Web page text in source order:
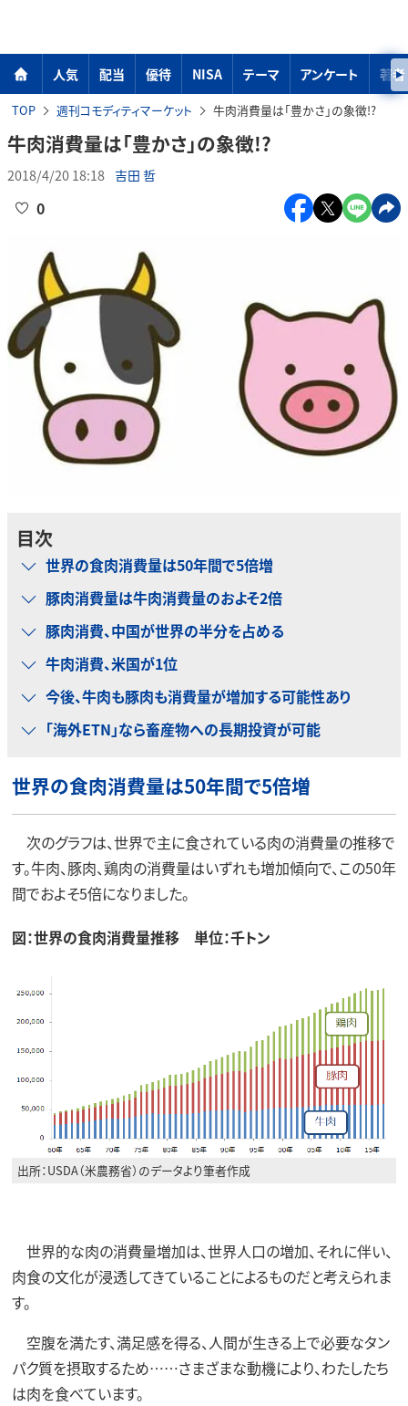
人気 配当 優待 NISA テーマ アンケート 著者
TOP 週刊コモディティマーケット 牛肉消費量は「豊かさ」の象徴!?
牛肉消費量は「豊かさ」の象徴!?
2018/4/20 18:18 吉田 哲
0
目次
世界の食肉消費量は50年間で5倍増
豚肉消費量は牛肉消費量のおよそ2倍
豚肉消費、中国が世界の半分を占める
牛肉消費、米国が1位
今後、牛肉も豚肉も消費量が増加する可能性あり
「海外ETN」なら畜産物への長期投資が可能
世界の食肉消費量は50年間で5倍増
次のグラフは、世界で主に食されている肉の消費量の推移で
す。牛肉、豚肉、鶏肉の消費量はいずれも増加傾向で、この50年
間でおよそ5倍になりました。
図：世界の食肉消費量推移 単位：千トン
出所：USDA（米農務省）のデータより筆者作成
世界的な肉の消費量増加は、世界人口の増加、それに伴い、
肉食の文化が浸透してきていることによるものだと考えられま
す。
空腹を満たす、満足感を得る、人間が生きる上で必要なタン
パク質を摂取するため……さまざまな動機により、わたしたち
は肉を食べています。